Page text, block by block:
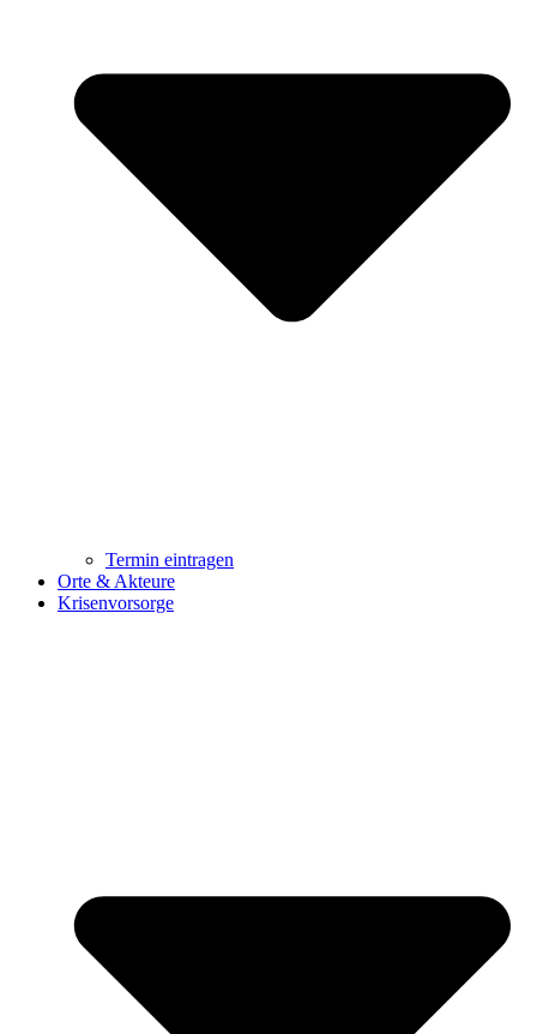
Termin eintragen
Orte & Akteure
Krisenvorsorge